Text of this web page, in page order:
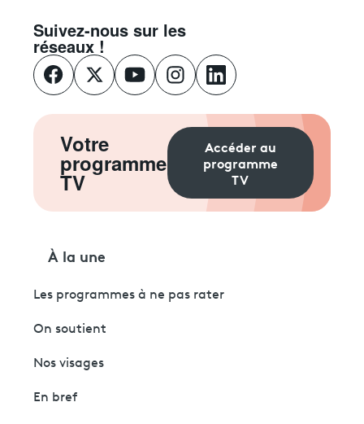
Suivez-nous sur les
réseaux !
Votre
programme
TV
Accéder au
programme
TV
À la une
Les programmes à ne pas rater
On soutient
Nos visages
En bref